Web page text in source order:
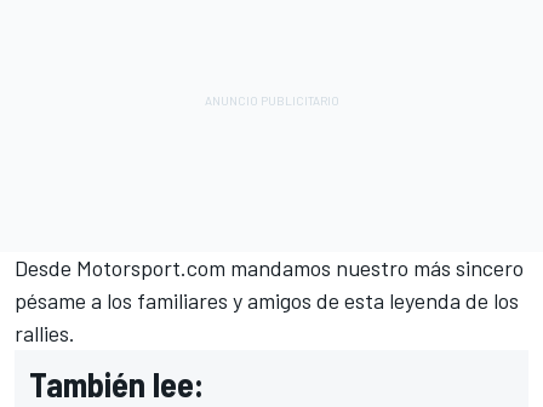
Desde Motorsport.com mandamos nuestro más sincero
pésame a los familiares y amigos de esta leyenda de los
rallies.
También lee: